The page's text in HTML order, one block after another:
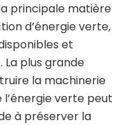
principale matière
d’énergie verte,
et
plus grande
la machinerie
l’énergie verte peut
à préserver la